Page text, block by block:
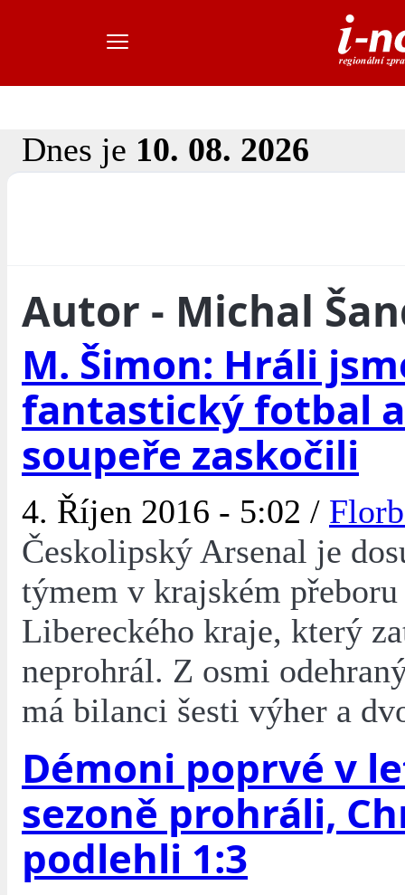
Dnes je 10. 08. 2026
Autor - Michal
M. Šimon: Hráli
fantastický fotbal a
soupeře zaskočili
4. Říjen 2016 - 5:02 /
Českolipský Arsenal je
týmem v krajském přeboru
Libereckého kraje, který
neprohrál. Z osmi
má bilanci šesti výher a
Démoni poprvé v
sezoně prohráli,
podlehli 1:3